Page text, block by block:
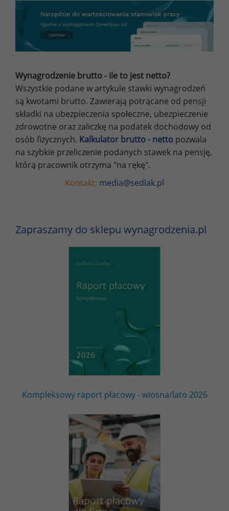
Wynagrodzenie brutto - ile to jest netto?
Wszystkie podane w artykule stawki wynagrodzeń
są kwotami brutto. Zawierają potrącane od pensji
składki na ubezpieczenia społeczne, ubezpieczenie
zdrowotne oraz zaliczkę na podatek dochodowy od
osób fizycznych. Kalkulator brutto - netto pozwala
na szybkie przeliczenie podanych stawek na pensję,
którą pracownik otrzyma "na rękę".
Kontakt: media@sedlak.pl
Zapraszamy do sklepu wynagrodzenia.pl
Kompleksowy raport płacowy - wiosna/lato 2026